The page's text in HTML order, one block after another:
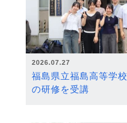
2026.07.27
福島県立福島高等学
の研修を受講